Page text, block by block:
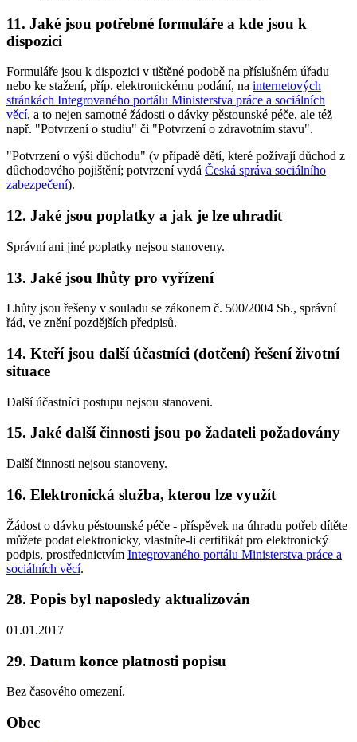
11. Jaké jsou potřebné formuláře a kde jsou k
dispozici
Formuláře jsou k dispozici v tištěné podobě na příslušném úřadu
nebo ke stažení, příp. elektronickému podání, na internetových
stránkách Integrovaného portálu Ministerstva práce a sociálních
věcí, a to nejen samotné žádosti o dávky pěstounské péče, ale též
např. "Potvrzení o studiu" či "Potvrzení o zdravotním stavu".
"Potvrzení o výši důchodu" (v případě dětí, které požívají důchod z
důchodového pojištění; potvrzení vydá Česká správa sociálního
zabezpečení).
12. Jaké jsou poplatky a jak je lze uhradit
Správní ani jiné poplatky nejsou stanoveny.
13. Jaké jsou lhůty pro vyřízení
Lhůty jsou řešeny v souladu se zákonem č. 500/2004 Sb., správní
řád, ve znění pozdějších předpisů.
14. Kteří jsou další účastníci (dotčení) řešení životní
situace
Další účastníci postupu nejsou stanoveni.
15. Jaké další činnosti jsou po žadateli požadovány
Další činnosti nejsou stanoveny.
16. Elektronická služba, kterou lze využít
Žádost o dávku pěstounské péče - příspěvek na úhradu potřeb dítěte
můžete podat elektronicky, vlastníte-li certifikát pro elektronický
podpis, prostřednictvím Integrovaného portálu Ministerstva práce a
sociálních věcí.
28. Popis byl naposledy aktualizován
01.01.2017
29. Datum konce platnosti popisu
Bez časového omezení.
Obec